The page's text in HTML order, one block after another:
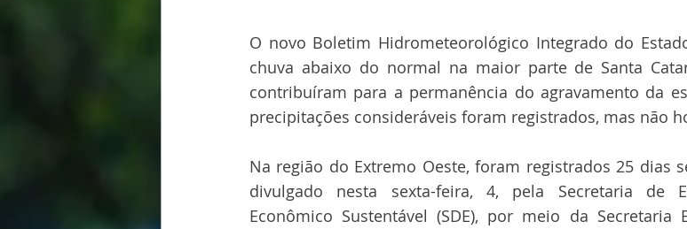
O novo Boletim Hidrometeorológico Integrado do
chuva abaixo do normal na maior parte de Santa
contribuíram para a permanência do agravamento da
precipitações consideráveis foram registrados, mas não
Na região do Extremo Oeste, foram registrados 25 dias
divulgado nesta sexta-feira, 4, pela Secretaria de
Econômico Sustentável (SDE), por meio da Secretaria